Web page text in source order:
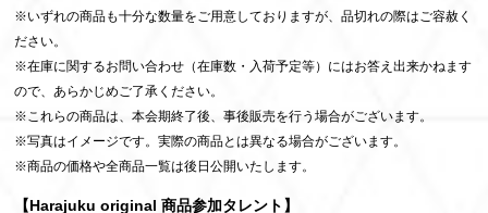
※いずれの商品も十分な数量をご用意しておりますが、品切れの際はご容赦く
ださい。
※在庫に関するお問い合わせ（在庫数・入荷予定等）にはお答え出来かねます
ので、あらかじめご了承ください。
※これらの商品は、本会期終了後、事後販売を行う場合がございます。
※写真はイメージです。実際の商品とは異なる場合がございます。
※商品の価格や全商品一覧は後日公開いたします。
【Harajuku original 商品参加タレント】